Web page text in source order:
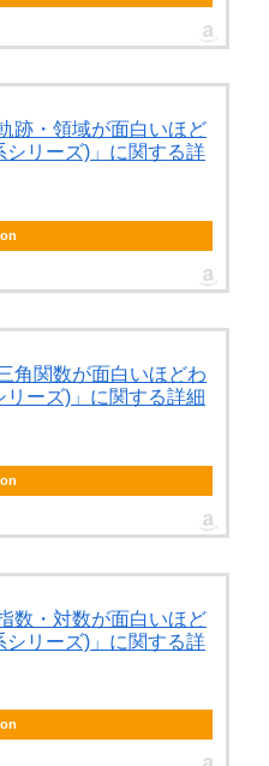
跡・領域が面白いほど
シリーズ)」に関する詳
角関数が面白いほどわ
ーズ)」に関する詳細
数・対数が面白いほど
シリーズ)」に関する詳